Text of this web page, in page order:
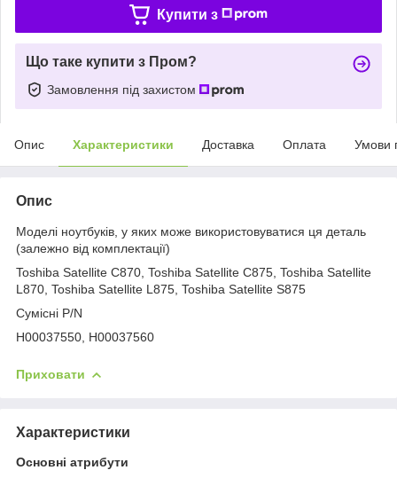
Купити з
Що таке купити з Пром?
Замовлення під захистом
Опис Характеристики Доставка Оплата Умови
Опис
Моделі ноутбуків, у яких може використовуватися ця деталь
(залежно від комплектації)
Toshiba Satellite C870, Toshiba Satellite C875, Toshiba Satellite
L870, Toshiba Satellite L875, Toshiba Satellite S875
Сумісні P/N
H00037550, H00037560
Приховати
Характеристики
Основні атрибути